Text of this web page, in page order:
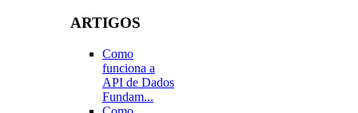
ARTIGOS
Como
funciona a
API de Dados
Fundam...